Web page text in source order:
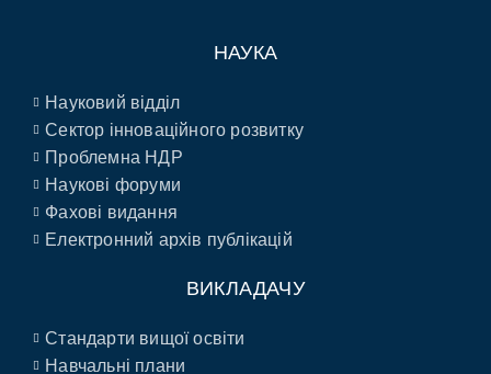
НАУКА
Науковий відділ
Сектор інноваційного розвитку
Проблемна НДР
Наукові форуми
Фахові видання
Електронний архів публікацій
ВИКЛАДАЧУ
Стандарти вищої освіти
Навчальні плани